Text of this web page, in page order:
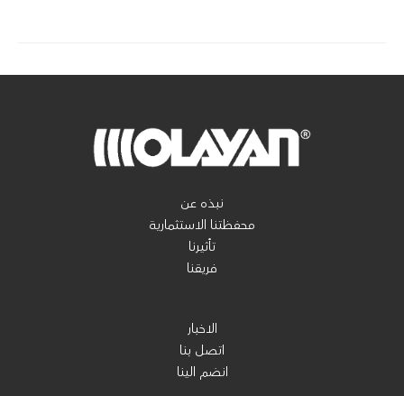
نبذه عن
محفظتنا الاستثمارية
تأثيرنا
فريقنا
الاخبار
اتصل بنا
انضم الينا